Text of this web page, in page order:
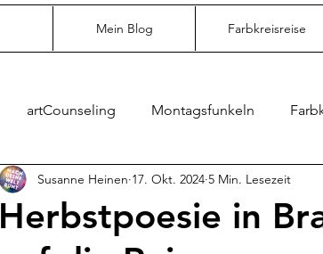
Mein Blog Farbkreisreise
artCounseling Montagsfunkeln
Herbstpoesie in
Susanne Heinen 17. Okt. 2024 5 Min. Lesezeit